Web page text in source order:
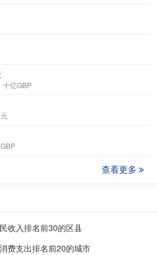
十亿GBP
查看更多
收入排名前30的区县
费支出排名前20的城市